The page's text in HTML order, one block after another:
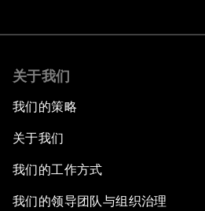
关于我们
我们的策略
关于我们
我们的工作方式
我们的领导团队与组织治理